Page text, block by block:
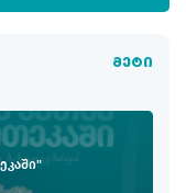
მეტი